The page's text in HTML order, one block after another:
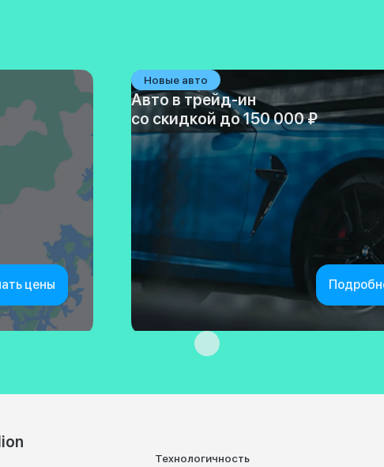
цены
Новые авто
Авто в трейд-ин
со скидкой до 150 000 ₽
Технологичность